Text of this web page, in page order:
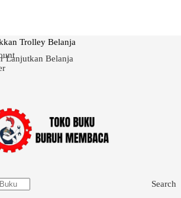
Trolley Belanja
Lanjutkan Belanja
Search